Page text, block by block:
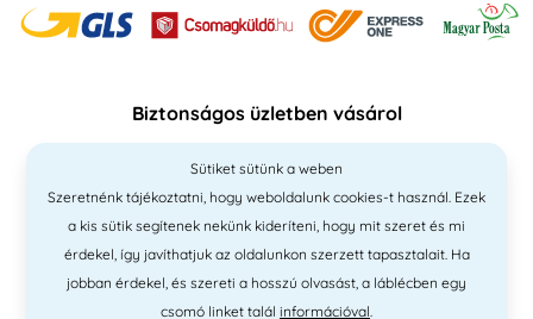
Biztonságos üzletben vásárol
Sütiket sütünk a weben
Szeretnénk tájékoztatni, hogy weboldalunk cookies-t használ. Ezek
a kis sütik segítenek nekünk kideríteni, hogy mit szeret és mi
érdekel, így javíthatjuk az oldalunkon szerzett tapasztalait. Ha
jobban érdekel, és szereti a hosszú olvasást, a láblécben egy
csomó linket talál információval.